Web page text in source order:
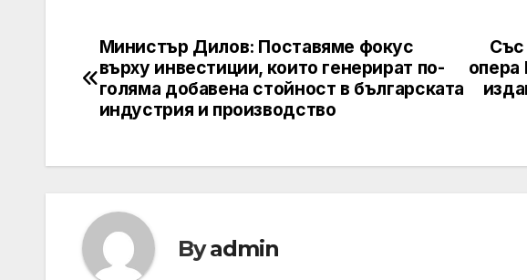
Post
navigation
опера
Министър Дилов: Поставяме фокус
върху инвестиции, които генерират по-
голяма добавена стойност в българската
индустрия и производство
Byadmin